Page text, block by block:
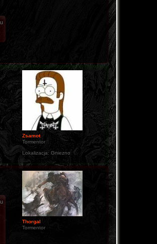
Zsamot
Tormentor
Lokalizacja: Gniezno
Thorgal
Tormentor